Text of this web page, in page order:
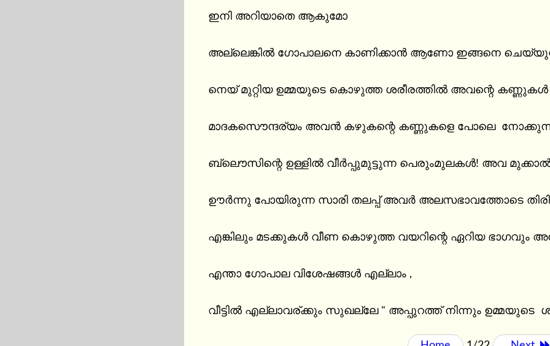
ഇനി അറിയാതെ ആകുമോ
അല്ലെങ്കിൽ ഗോപാലനെ കാണിക്കാൻ ആണോ ഇങ്ങനെ
നെയ്‌ മുറ്റിയ ഉമ്മയുടെ കൊഴുത്ത ശരീരത്തില്‍ അവന്റെ കണ്ണുകള്‍  ഇഴഞ്ഞു. അവരുടെ മനംമയക്കുന്ന
മാദകസൌന്ദര്യം അവൻ കഴുകന്റെ കണ്ണുകളെ പോലെ
ബ്ലൌസിന്റെ ഉള്ളില്‍ വീര്‍പ്പുമുട്ടുന്ന പെരുംമുലകള്‍! അവ
ഊര്‍ന്നു പോയിരുന്ന സാരി തലപ്പ് അവര്‍ അലസഭാവത്തോടെ
എങ്കിലും മടക്കുകള്‍ വീണ കൊഴുത്ത വയറിന്റെ ഏറിയ ഭാഗവും
എന്താ ഗോപാല വിശേഷങ്ങൾ എല്ലാം ,
വീട്ടിൽ എല്ലാവര്ക്കും സുഖല്ലേ " അപ്പുറത്ത് നിന്നും ഉമ്മയുടെ